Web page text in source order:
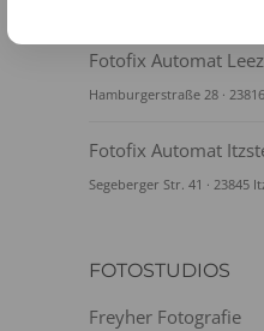
Fotofix Automat
Hamburgerstraße 28 ·
Fotofix Automat
Segeberger Str. 41 · 23845
FOTOSTUDIOS
Freyher Fotografie